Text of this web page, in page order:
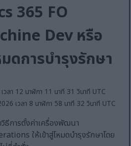
365 FO
Dev หรือ
ดการบำรุงรักษา
ลา 12 นาฬิกา 11 นาที 31 วินาที UTC
เวลา 8 นาฬิกา 58 นาที 32 วินาที UTC
ธีการตั้งค่าเครื่องพัฒนา
ให้เข้าสู่โหมดบำรุงรักษาโดย